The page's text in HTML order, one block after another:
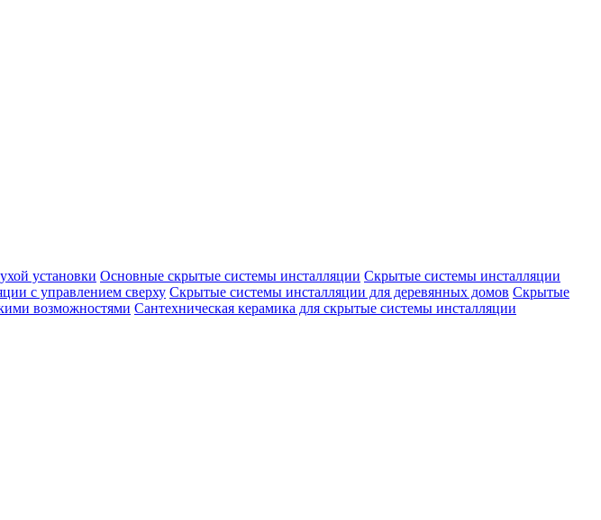
установки Основные скрытые системы инсталляции Скрытые системы инсталляции
с управлением сверху Скрытые системы инсталляции для деревянных домов Скрытые
возможностями Сантехническая керамика для скрытые системы инсталляции